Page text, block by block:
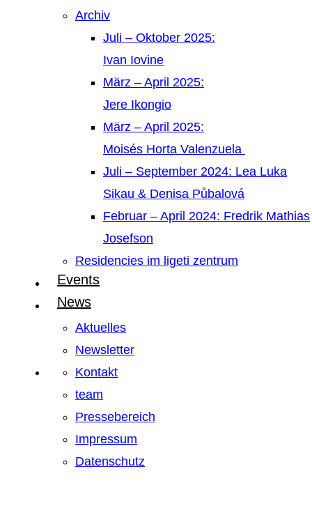
Archiv
Juli – Oktober 2025:
Ivan Iovine
März – April 2025:
Jere Ikongio
März – April 2025:
Moisés Horta Valenzuela
Juli – September 2024: Lea Luka
Sikau & Denisa Půbalová
Februar – April 2024: Fredrik Mathias
Josefson
Residencies im ligeti zentrum
Events
News
Aktuelles
Newsletter
Kontakt
team
Pressebereich
Impressum
Datenschutz